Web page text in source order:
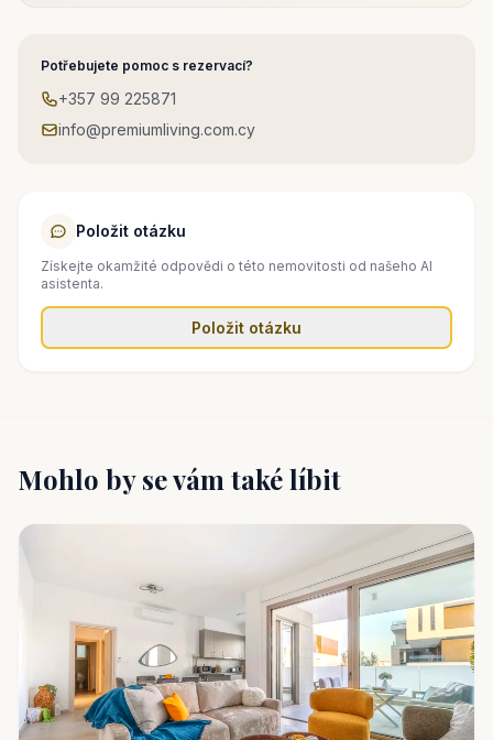
Potřebujete pomoc s rezervací?
+357 99 225871
info@premiumliving.com.cy
Položit otázku
Získejte okamžité odpovědi o této nemovitosti od našeho AI
asistenta.
Položit otázku
Mohlo by se vám také líbit